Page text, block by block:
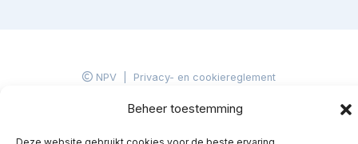
Beheer toestemming
NPV Privacy- en cookiereglement